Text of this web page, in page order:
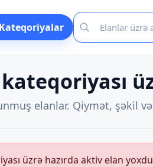
elanlar. Qiymət, şəkil
üzrə hazırda aktiv elan